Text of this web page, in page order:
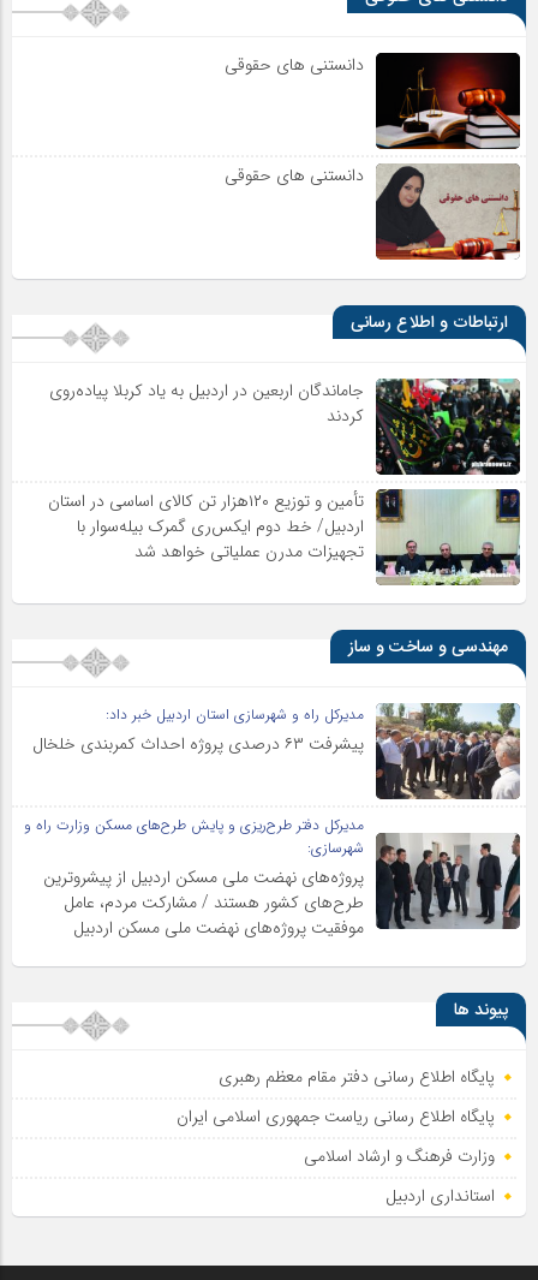
دانستنی های حقوقی
دانستنی های حقوقی
ارتباطات و اطلاع رسانی
جاماندگان اربعین در اردبیل به یاد کربلا پیاده‌روی
کردند
تأمین و توزیع ۱۲۰هزار تن کالای اساسی در استان
اردبیل/ خط دوم ایکس‌ری گمرک بیله‌سوار با
تجهیزات مدرن عملیاتی خواهد شد
مهندسی و ساخت و ساز
مدیرکل راه و شهرسازی استان اردبیل خبر داد:
پیشرفت ۶۳ درصدی پروژه احداث کمربندی خلخال
مدیرکل دفتر طرح‌ریزی و پایش طرح‌های مسکن وزارت راه و
شهرسازی:
پروژه‌های نهضت ملی مسکن اردبیل از پیشروترین
طرح‌های کشور هستند / مشارکت مردم، عامل
موفقیت پروژه‌های نهضت ملی مسکن اردبیل
پیوند ها
پایگاه اطلاع رسانی دفتر مقام معظم رهبری
پایگاه اطلاع‌ رسانی ریاست‌ جمهوری اسلامی ایران
وزارت فرهنگ و ارشاد اسلامی
استانداری اردبیل